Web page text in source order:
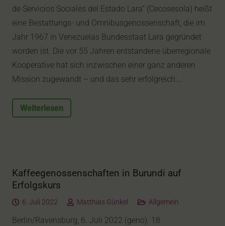
de Servicios Sociales del Estado Lara“ (Cecosesola) heißt
eine Bestattungs- und Omnibusgenossenschaft, die im
Jahr 1967 in Venezuelas Bundesstaat Lara gegründet
worden ist. Die vor 55 Jahren entstandene überregionale
Kooperative hat sich inzwischen einer ganz anderen
Mission zugewandt – und das sehr erfolgreich:…
Weiterlesen
Kaffeegenossenschaften in Burundi auf
Erfolgskurs
6. Juli 2022 Matthias Günkel Allgemein
Berlin/Ravensburg, 6. Juli 2022 (geno). 18